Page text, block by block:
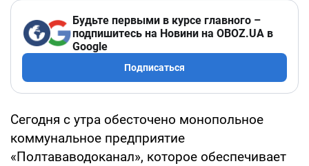
Будьте первыми в курсе главного –
подпишитесь на Новини на OBOZ.UA в
Google
Подписаться
Сегодня с утра обесточено монопольное
коммунальное предприятие
«Полтававодоканал», которое обеспечивает